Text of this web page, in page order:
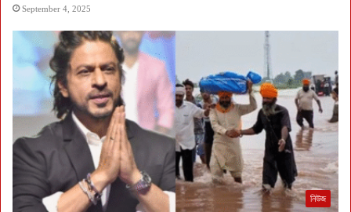
September 4, 2025
নিউজ